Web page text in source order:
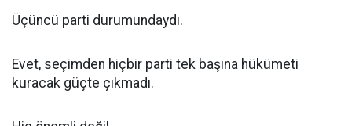
Üçüncü parti durumundaydı.
Evet, seçimden hiçbir parti tek başına hükümeti
kuracak güçte çıkmadı.